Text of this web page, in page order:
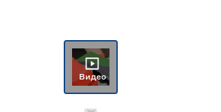
Видео